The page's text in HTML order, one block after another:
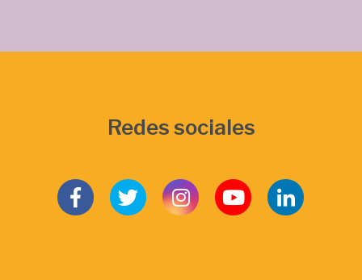
Redes sociales